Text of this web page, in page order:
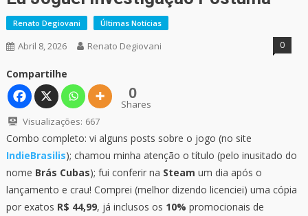
Renato Degiovani Últimas Notícias
Abril 8, 2026 Renato Degiovani 0
Compartilhe
0
Shares
Visualizações: 667
Combo completo: vi alguns posts sobre o jogo (no site
IndieBrasilis); chamou minha atenção o título (pelo inusitado do
nome Brás Cubas); fui conferir na Steam um dia após o
lançamento e crau! Comprei (melhor dizendo licenciei) uma cópia
por exatos R$ 44,99, já inclusos os 10% promocionais de